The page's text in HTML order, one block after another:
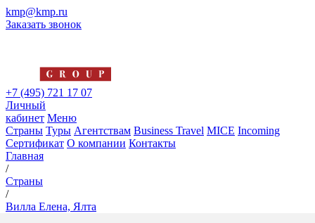
kmp@kmp.ru
Заказать звонок
+7 (495) 721 17 07
Личный
кабинет Меню
Страны Туры Агентствам Business Travel MICE Incoming
Сертификат О компании Контакты
Главная
/
Страны
/
Вилла Елена, Ялта